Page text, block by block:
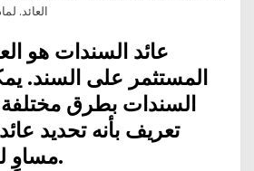
العائد.
عائد السندات هو
المستثمر على السند.
السندات بطرق
تعريف بأنه تحديد
مساوٍ لمعدل القسيمة.